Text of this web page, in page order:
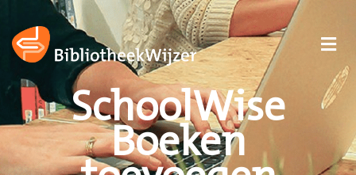
SchoolWise
Boeken